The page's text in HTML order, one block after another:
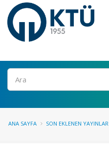
Ara
ANA SAYFA SON EKLENEN YAYINLAR